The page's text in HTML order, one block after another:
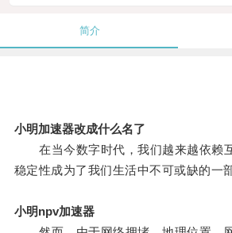
简介
小明加速器改成什么名了
在当今数字时代，我们越来越依赖
稳定性成为了我们生活中不可或缺的一
小明npv加速器